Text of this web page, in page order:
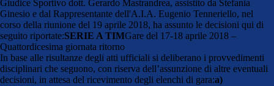
Giudice Sportivo dott. Gerardo Mastrandrea, assistito da Stefania
Ginesio e dal Rappresentante dell'A.I.A. Eugenio Tenneriello, nel
corso della riunione del 19 aprile 2018, ha assunto le decisioni qui di
seguito riportate:SERIE A TIMGare del 17-18 aprile 2018 –
Quattordicesima giornata ritorno
In base alle risultanze degli atti ufficiali si deliberano i provvedimenti
disciplinari che seguono, con riserva dell’assunzione di altre eventuali
decisioni, in attesa del ricevimento degli elenchi di gara:a)